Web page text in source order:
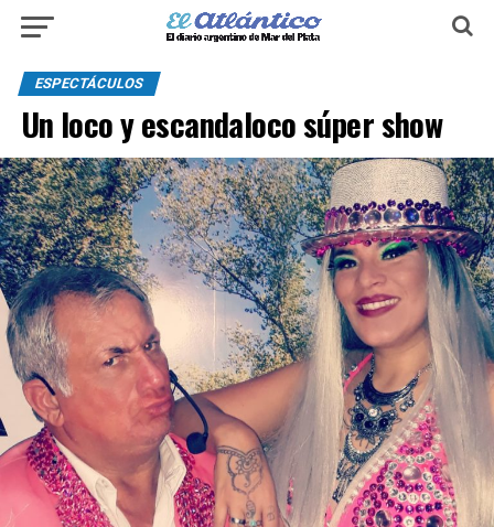
ESPECTÁCULOS
Un loco y escandaloco súper show